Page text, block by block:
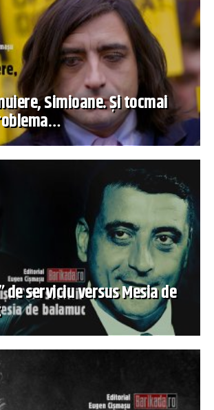
Simioane. Și tocmai
de serviciu versus Mesia de